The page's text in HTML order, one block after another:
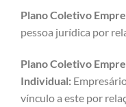
Plano Coletivo
pessoa jurídica por
Plano Coletivo
Individual:
vínculo a este por